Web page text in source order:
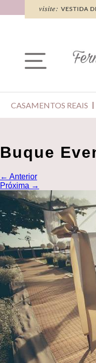
CASAMENTOS REAIS
Buque
← Anterior
Próxima →